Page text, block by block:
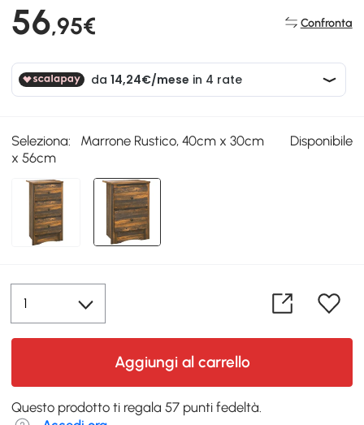
56,95€ Confronta
Seleziona:
Marrone Rustico, 40cm x 30cm
x 56cm
Disponibile
Aggiungi al carrello
Questo prodotto ti regala 57 punti fedeltà.